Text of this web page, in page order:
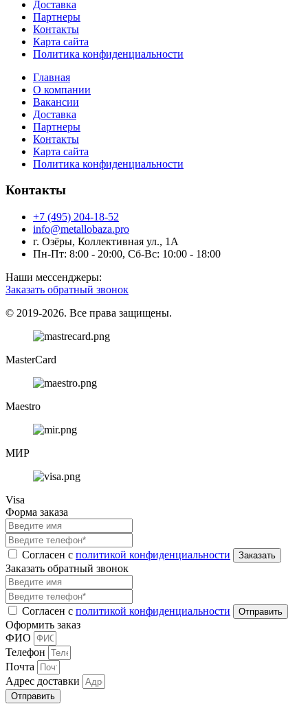
Доставка
Партнеры
Контакты
Карта сайта
Политика конфиденциальности
Главная
О компании
Вакансии
Доставка
Партнеры
Контакты
Карта сайта
Политика конфиденциальности
Контакты
+7 (495) 204-18-52
info@metallobaza.pro
г. Озёры, Коллективная ул., 1А
Пн-Пт: 8:00 - 20:00, Сб-Вс: 10:00 - 18:00
Наши мессенджеры:
Заказать обратный звонок
© 2019-2026. Все права защищены.
MasterCard
Maestro
МИР
Visa
Форма заказа
Согласен с политикой конфиденциальности
Заказать обратный звонок
Согласен с политикой конфиденциальности
Оформить заказ
ФИО
Телефон
Почта
Адрес доставки
Отправить